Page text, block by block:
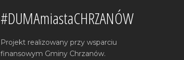
#DUMAmiastaCHRZANÓW
Projekt realizowany przy wsparciu
finansowym Gminy Chrzanów.